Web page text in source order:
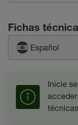
Fichas
Español
Inicie